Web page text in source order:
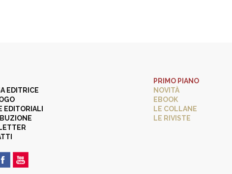
EDITRICE
EDITORIALI
PRIMO PIANO
NOVITÀ
EBOOK
LE COLLANE
LE RIVISTE